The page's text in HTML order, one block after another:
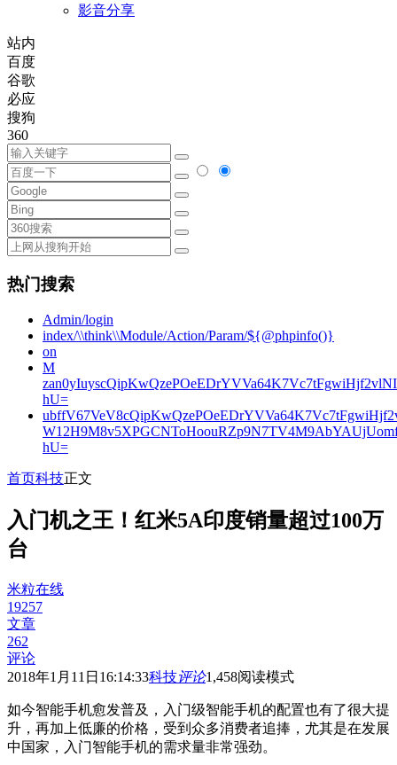
影音分享
站内
百度
谷歌
必应
搜狗
360
热门搜索
Admin/login
index/\\think\\Module/Action/Param/${@phpinfo()}
on
M
hU=
hU=
首页科技正文
入门机之王！红米5A印度销量超过100万
台
米粒在线
19257
文章
262
评论
2018年1月11日16:14:33科技评论1,458阅读模式
如今智能手机愈发普及，入门级智能手机的配置也有了很大提
升，再加上低廉的价格，受到众多消费者追捧，尤其是在发展
中国家，入门智能手机的需求量非常强劲。